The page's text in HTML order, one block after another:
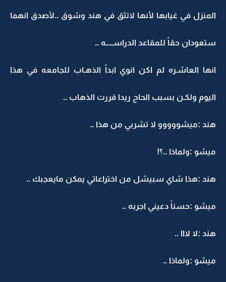
المنزل في غيابها لأنها لاتثق في هند وشوق ..لأصدق انهما
ستعودان حقاً للمقاعد الدراســـــه ..
انها العاشـره لم اكن انوي ابداً الذهـاب للجامعه في هذا
اليوم ولكـن بسبب الحاح ريدا قررت الذهاب ..
هند :ميشووووو لا تشربي من هذا ..
ميشو :ولماذا ..؟!
هند :هذا شاي سبيشل من اختراعاتي يمكن مايعجبك ..
ميشو :حسناً دعيني اجربه ..
هند :لا لااا ..
ميشو :ولماذا ..